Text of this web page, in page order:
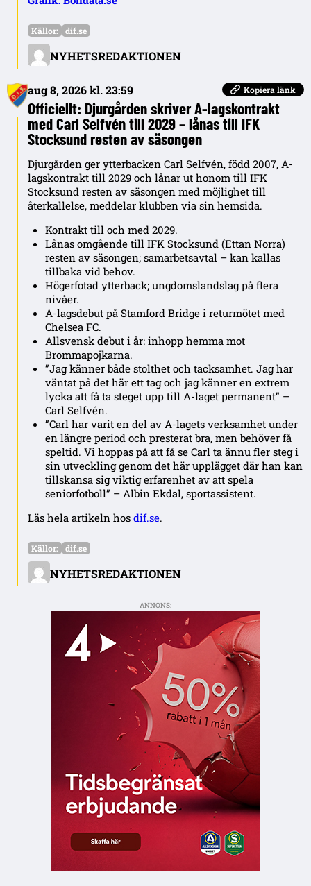
NYHETSREDAKTIONEN
Källor: dif.se
aug 8, 2026 kl. 23:59 Kopiera länk
Officiellt: Djurgården skriver A-lagskontrakt
med Carl Selfvén till 2029 – lånas till IFK
Stocksund resten av säsongen
Djurgården ger ytterbacken Carl Selfvén, född 2007, A-
lagskontrakt till 2029 och lånar ut honom till IFK
Stocksund resten av säsongen med möjlighet till
återkallelse, meddelar klubben via sin hemsida.
Kontrakt till och med 2029.
Lånas omgående till IFK Stocksund (Ettan Norra)
resten av säsongen; samarbetsavtal – kan kallas
tillbaka vid behov.
Högerfotad ytterback; ungdomslandslag på flera
nivåer.
A-lagsdebut på Stamford Bridge i returmötet med
Chelsea FC.
Allsvensk debut i år: inhopp hemma mot
Brommapojkarna.
”Jag känner både stolthet och tacksamhet. Jag har
väntat på det här ett tag och jag känner en extrem
lycka att få ta steget upp till A-laget permanent” –
Carl Selfvén.
”Carl har varit en del av A-lagets verksamhet under
en längre period och presterat bra, men behöver få
speltid. Vi hoppas på att få se Carl ta ännu fler steg i
sin utveckling genom det här upplägget där han kan
tillskansa sig viktig erfarenhet av att spela
seniorfotboll” – Albin Ekdal, sportassistent.
Läs hela artikeln hos dif.se.
NYHETSREDAKTIONEN
Källor: dif.se
ANNONS: